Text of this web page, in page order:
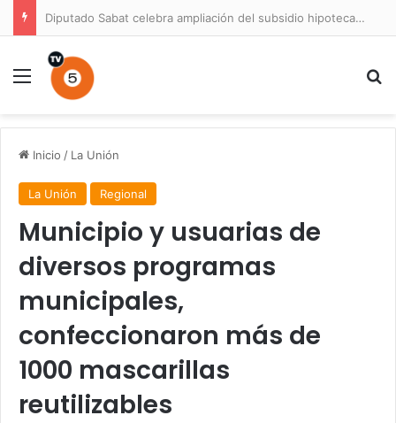
Diputado Sabat celebra ampliación del subsidio hipotecario con viviendas de hasta 6.000 UF
Menú
Inicio / La Unión
La Unión Regional
Municipio y usuarias de
diversos programas
municipales,
confeccionaron más de
1000 mascarillas
reutilizables